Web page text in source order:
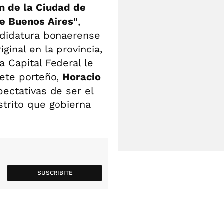
de la Ciudad de
Buenos Aires",
bonaerense
en la provincia,
Capital Federal le
porteño, Horacio
de ser el
que gobierna
SUSCRIBITE